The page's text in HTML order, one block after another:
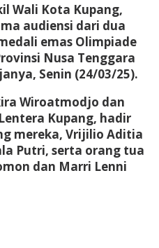
Wali Kota Kupang,
audiensi dari dua
emas Olimpiade
Nusa Tenggara
Senin (24/03/25).
Wiroatmodjo dan
Kupang, hadir
mereka, Vrijilio Aditia
Putri, serta orang tua
dan Marri Lenni